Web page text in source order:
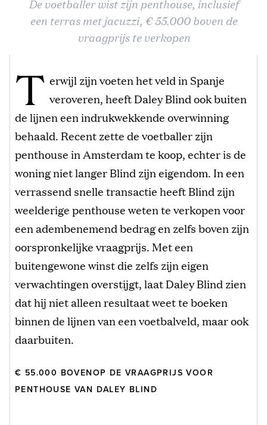
De voetballer wist zijn penthouse, inclusief
een terras met jacuzzi, € 55.000 boven de
vraagprijs te verkopen
T erwijl zijn voeten het veld in Spanje
veroveren, heeft Daley Blind ook buiten
de lijnen een indrukwekkende overwinning
behaald. Recent zette de voetballer zijn
penthouse in Amsterdam te koop, echter is de
woning niet langer Blind zijn eigendom. In een
verrassend snelle transactie heeft Blind zijn
weelderige penthouse weten te verkopen voor
een adembenemend bedrag en zelfs boven zijn
oorspronkelijke vraagprijs. Met een
buitengewone winst die zelfs zijn eigen
verwachtingen overstijgt, laat Daley Blind zien
dat hij niet alleen resultaat weet te boeken
binnen de lijnen van een voetbalveld, maar ook
daarbuiten.
€ 55.000 BOVENOP DE VRAAGPRIJS VOOR
PENTHOUSE VAN DALEY BLIND